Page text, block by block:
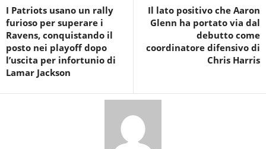
I Patriots usano un rally
furioso per superare i
Ravens, conquistando il
posto nei playoff dopo
l’uscita per infortunio di
Lamar Jackson
Il lato positivo che Aaron
Glenn ha portato via dal
debutto come
coordinatore difensivo di
Chris Harris